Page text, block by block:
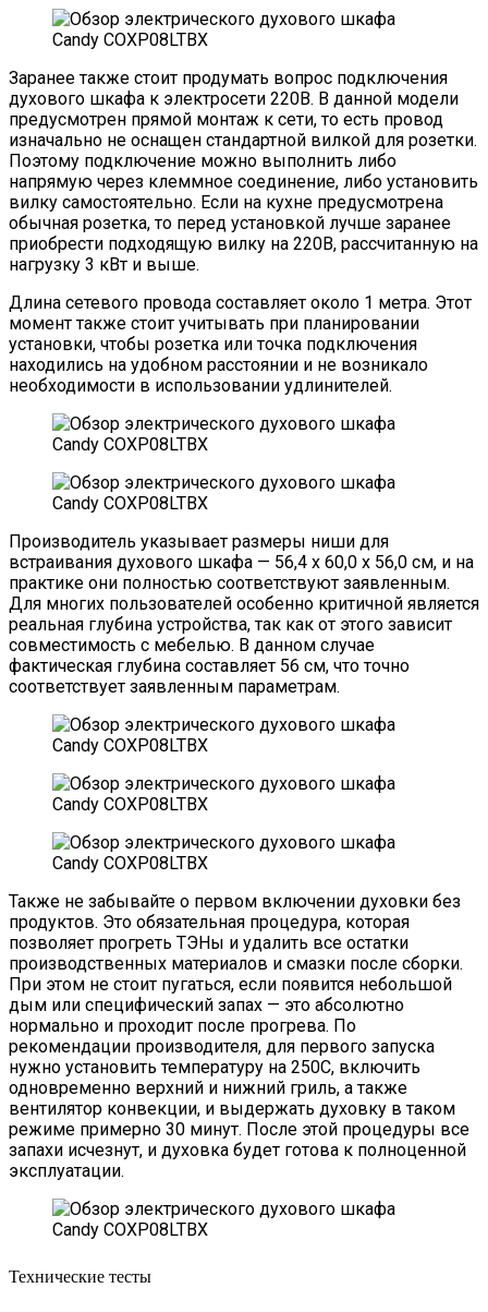
Заранее также стоит продумать вопрос подключения
духового шкафа к электросети 220В. В данной модели
предусмотрен прямой монтаж к сети, то есть провод
изначально не оснащен стандартной вилкой для розетки.
Поэтому подключение можно выполнить либо
напрямую через клеммное соединение, либо установить
вилку самостоятельно. Если на кухне предусмотрена
обычная розетка, то перед установкой лучше заранее
приобрести подходящую вилку на 220В, рассчитанную на
нагрузку 3 кВт и выше.
Длина сетевого провода составляет около 1 метра. Этот
момент также стоит учитывать при планировании
установки, чтобы розетка или точка подключения
находились на удобном расстоянии и не возникало
необходимости в использовании удлинителей.
Производитель указывает размеры ниши для
встраивания духового шкафа — 56,4 x 60,0 x 56,0 см, и на
практике они полностью соответствуют заявленным.
Для многих пользователей особенно критичной является
реальная глубина устройства, так как от этого зависит
совместимость с мебелью. В данном случае
фактическая глубина составляет 56 см, что точно
соответствует заявленным параметрам.
Также не забывайте о первом включении духовки без
продуктов. Это обязательная процедура, которая
позволяет прогреть ТЭНы и удалить все остатки
производственных материалов и смазки после сборки.
При этом не стоит пугаться, если появится небольшой
дым или специфический запах — это абсолютно
нормально и проходит после прогрева. По
рекомендации производителя, для первого запуска
нужно установить температуру на 250C, включить
одновременно верхний и нижний гриль, а также
вентилятор конвекции, и выдержать духовку в таком
режиме примерно 30 минут. После этой процедуры все
запахи исчезнут, и духовка будет готова к полноценной
эксплуатации.
Технические тесты